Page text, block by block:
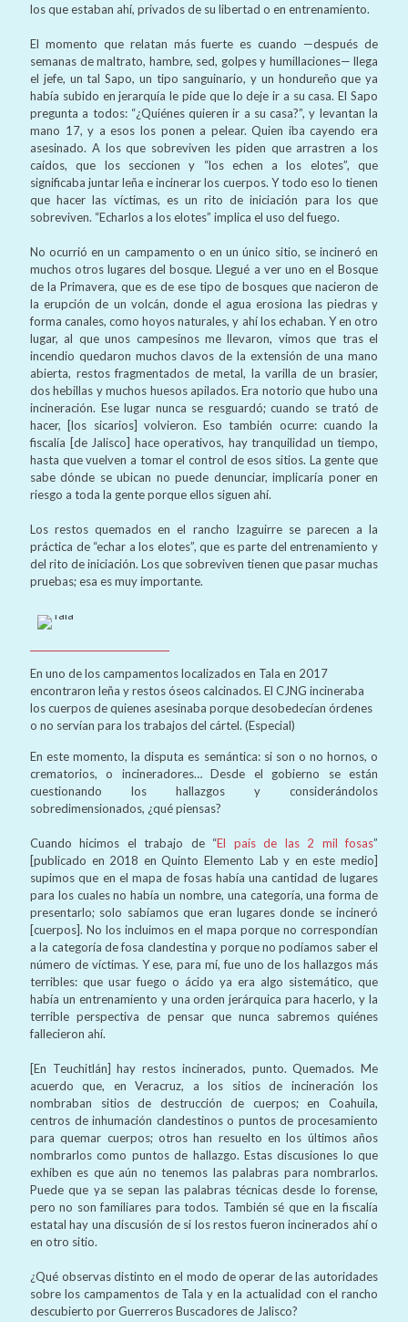
los que estaban ahí, privados de su libertad o en entrenamiento.
El momento que relatan más fuerte es cuando —después de
semanas de maltrato, hambre, sed, golpes y humillaciones— llega
el jefe, un tal Sapo, un tipo sanguinario, y un hondureño que ya
había subido en jerarquía le pide que lo deje ir a su casa. El Sapo
pregunta a todos: “¿Quiénes quieren ir a su casa?”, y levantan la
mano 17, y a esos los ponen a pelear. Quien iba cayendo era
asesinado. A los que sobreviven les piden que arrastren a los
caídos, que los seccionen y “los echen a los elotes”, que
significaba juntar leña e incinerar los cuerpos. Y todo eso lo tienen
que hacer las víctimas, es un rito de iniciación para los que
sobreviven. “Echarlos a los elotes” implica el uso del fuego.
No ocurrió en un campamento o en un único sitio, se incineró en
muchos otros lugares del bosque. Llegué a ver uno en el Bosque
de la Primavera, que es de ese tipo de bosques que nacieron de
la erupción de un volcán, donde el agua erosiona las piedras y
forma canales, como hoyos naturales, y ahí los echaban. Y en otro
lugar, al que unos campesinos me llevaron, vimos que tras el
incendio quedaron muchos clavos de la extensión de una mano
abierta, restos fragmentados de metal, la varilla de un brasier,
dos hebillas y muchos huesos apilados. Era notorio que hubo una
incineración. Ese lugar nunca se resguardó; cuando se trató de
hacer, [los sicarios] volvieron. Eso también ocurre: cuando la
fiscalía [de Jalisco] hace operativos, hay tranquilidad un tiempo,
hasta que vuelven a tomar el control de esos sitios. La gente que
sabe dónde se ubican no puede denunciar, implicaría poner en
riesgo a toda la gente porque ellos siguen ahí.
Los restos quemados en el rancho Izaguirre se parecen a la
práctica de “echar a los elotes”, que es parte del entrenamiento y
del rito de iniciación. Los que sobreviven tienen que pasar muchas
pruebas; esa es muy importante.
En uno de los campamentos localizados en Tala en 2017
encontraron leña y restos óseos calcinados. El CJNG incineraba
los cuerpos de quienes asesinaba porque desobedecían órdenes
o no servían para los trabajos del cártel. (Especial)
En este momento, la disputa es semántica: si son o no hornos, o
crematorios, o incineradores… Desde el gobierno se están
cuestionando los hallazgos y considerándolos
sobredimensionados, ¿qué piensas?
Cuando hicimos el trabajo de “El país de las 2 mil fosas”
[publicado en 2018 en Quinto Elemento Lab y en este medio]
supimos que en el mapa de fosas había una cantidad de lugares
para los cuales no había un nombre, una categoría, una forma de
presentarlo; solo sabíamos que eran lugares donde se incineró
[cuerpos]. No los incluimos en el mapa porque no correspondían
a la categoría de fosa clandestina y porque no podíamos saber el
número de víctimas. Y ese, para mí, fue uno de los hallazgos más
terribles: que usar fuego o ácido ya era algo sistemático, que
había un entrenamiento y una orden jerárquica para hacerlo, y la
terrible perspectiva de pensar que nunca sabremos quiénes
fallecieron ahí.
[En Teuchitlán] hay restos incinerados, punto. Quemados. Me
acuerdo que, en Veracruz, a los sitios de incineración los
nombraban sitios de destrucción de cuerpos; en Coahuila,
centros de inhumación clandestinos o puntos de procesamiento
para quemar cuerpos; otros han resuelto en los últimos años
nombrarlos como puntos de hallazgo. Estas discusiones lo que
exhiben es que aún no tenemos las palabras para nombrarlos.
Puede que ya se sepan las palabras técnicas desde lo forense,
pero no son familiares para todos. También sé que en la fiscalía
estatal hay una discusión de si los restos fueron incinerados ahí o
en otro sitio.
¿Qué observas distinto en el modo de operar de las autoridades
sobre los campamentos de Tala y en la actualidad con el rancho
descubierto por Guerreros Buscadores de Jalisco?